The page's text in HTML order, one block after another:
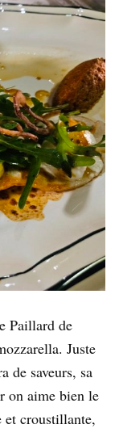
Paillard de
Juste
de saveurs, sa
on aime bien le
et croustillante,